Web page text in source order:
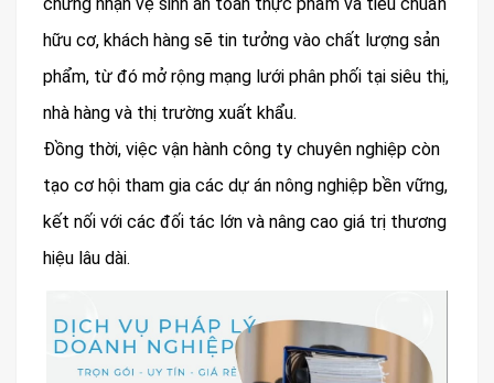
hữu cơ, khách hàng sẽ tin tưởng vào chất lượng sản
phẩm, từ đó mở rộng mạng lưới phân phối tại siêu thị,
nhà hàng và thị trường xuất khẩu.
Đồng thời, việc vận hành công ty chuyên nghiệp còn
tạo cơ hội tham gia các dự án nông nghiệp bền vững,
kết nối với các đối tác lớn và nâng cao giá trị thương
hiệu lâu dài.